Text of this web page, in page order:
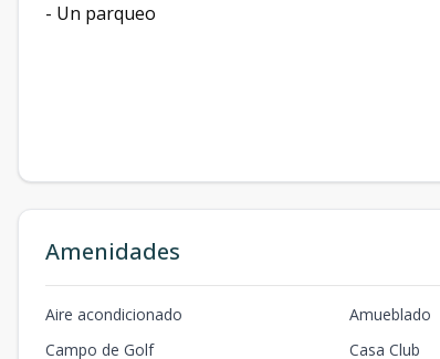
- Un parqueo
Amenidades
Aire acondicionado Amueblado
Campo de Golf
Casa Club